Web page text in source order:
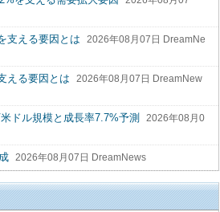
支える要因とは
2026年08月07日 DreamNe
える要因とは
2026年08月07日 DreamNew
ドル規模と成長率7.7%予測
2026年08月0
2026年08月07日 DreamNews